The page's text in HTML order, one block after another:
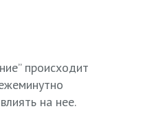
происходит
на нее.